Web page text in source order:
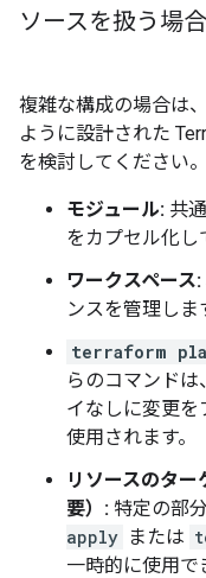
ソースを扱う場
複雑な構成の場合は
ように設計された
を検討してください。
モジュール: 共
をカプセル化し
ワークスペース:
ンスを管理しま
terraform
らのコマンド
イなしに変更を
使用されます。
リソースのタ
要）: 特定の部
apply または
一時的に使用で